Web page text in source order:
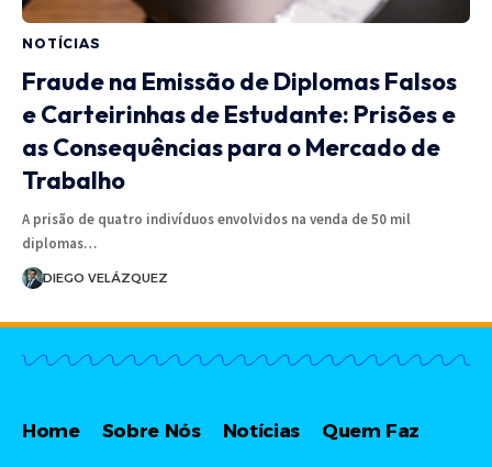
NOTÍCIAS
Fraude na Emissão de Diplomas Falsos
e Carteirinhas de Estudante: Prisões e
as Consequências para o Mercado de
Trabalho
A prisão de quatro indivíduos envolvidos na venda de 50 mil
diplomas…
DIEGO VELÁZQUEZ
Home Sobre Nós Notícias Quem Faz